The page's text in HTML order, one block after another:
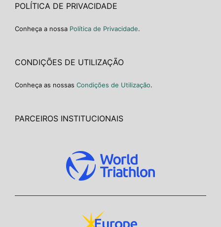
POLÍTICA DE PRIVACIDADE
Conheça a nossa Política de Privacidade.
CONDIÇÕES DE UTILIZAÇÃO
Conheça as nossas Condições de Utilização.
PARCEIROS INSTITUCIONAIS